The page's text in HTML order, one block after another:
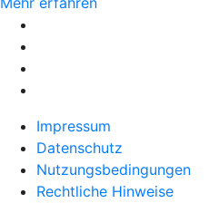
Impressum
Datenschutz
Nutzungsbedingungen
Rechtliche Hinweise